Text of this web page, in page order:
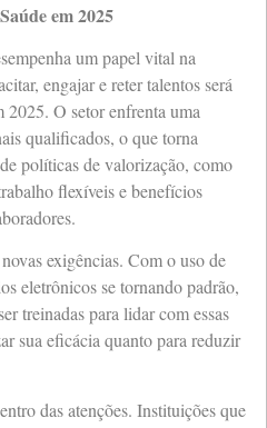
em 2025
um papel vital na
engajar e reter talentos será
2025. O setor enfrenta uma
qualificados, o que torna
políticas de valorização, como
flexíveis e benefícios
exigências. Com o uso de
eletrônicos se tornando padrão,
treinadas para lidar com essas
sua eficácia quanto para reduzir
das atenções. Instituições que